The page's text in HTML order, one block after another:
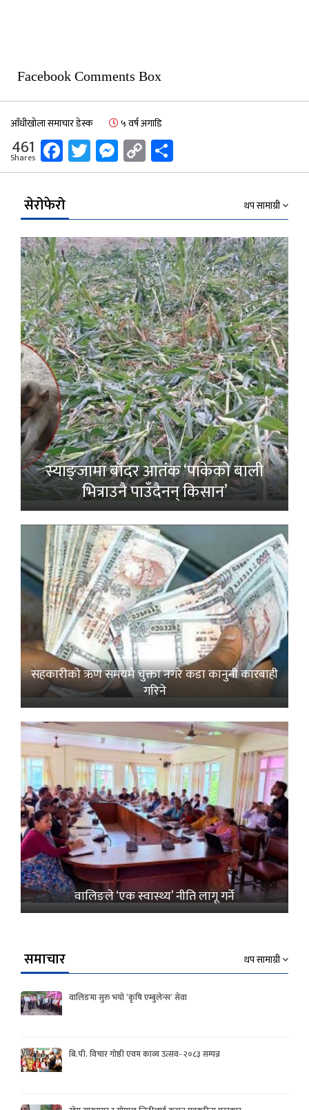
Facebook Comments Box
आँधीखोला समाचार डेस्क ५ वर्ष अगाडि
461
Shares Facebook
Twitter
Messenger
Copy
Link
सेरोफेरो थप सामाग्री
स्याङ्जामा बाँदर आतंक ‘पाकेको बाली
भित्राउनै पाउँदैनन् किसान’
सहकारीको ऋण समयमै चुक्ता नगरे कडा कानुनी कारबाही
गरिने
वालिङले ‘एक स्वास्थ्य’ नीति लागू गर्ने
समाचार थप सामाग्री
वालिङमा सुरु भयो ‘कृषि एम्बुलेन्स’ सेवा
बि.पी. विचार गोष्ठी एवम काव्य उत्सव- २०८३ सम्पन्न